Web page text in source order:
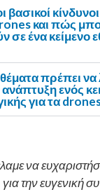
βασικοί
και πώς
σε ένα κείμενο
πρέπει
ενός
για τα
λαμε να
την ευγενική